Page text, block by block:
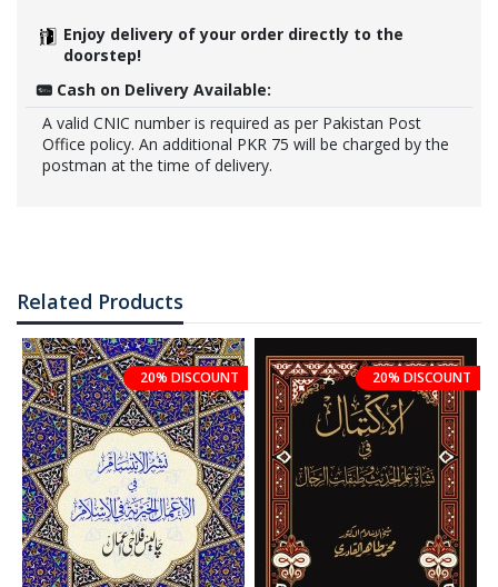
Enjoy delivery of your order directly to the
doorstep!
Cash on Delivery Available:
A valid CNIC number is required as per Pakistan Post
Office policy. An additional PKR 75 will be charged by the
postman at the time of delivery.
Related Products
20% DISCOUNT 20% DISCOUNT